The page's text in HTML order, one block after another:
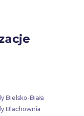
Bielsko-Biała
Blachownia